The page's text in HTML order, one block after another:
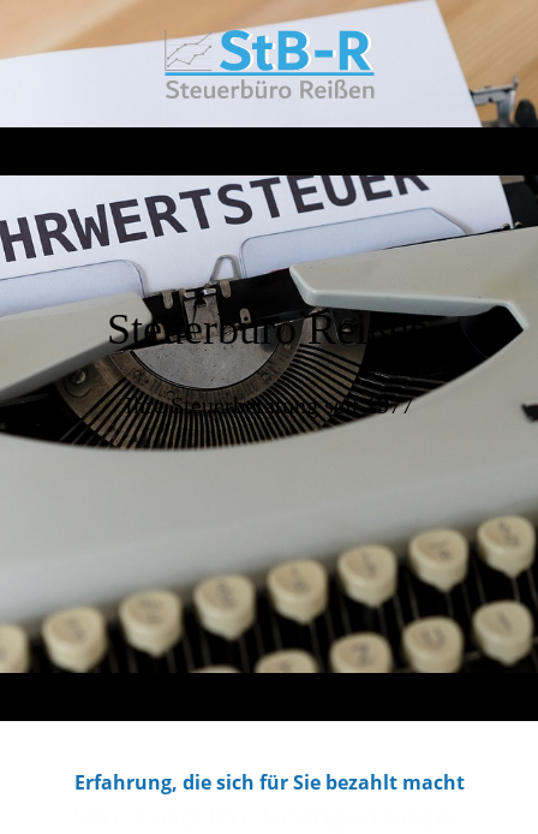
Steuerbüro Reißen
Ihre Steuerberatung seit 1977
Erfahrung, die sich für Sie bezahlt macht